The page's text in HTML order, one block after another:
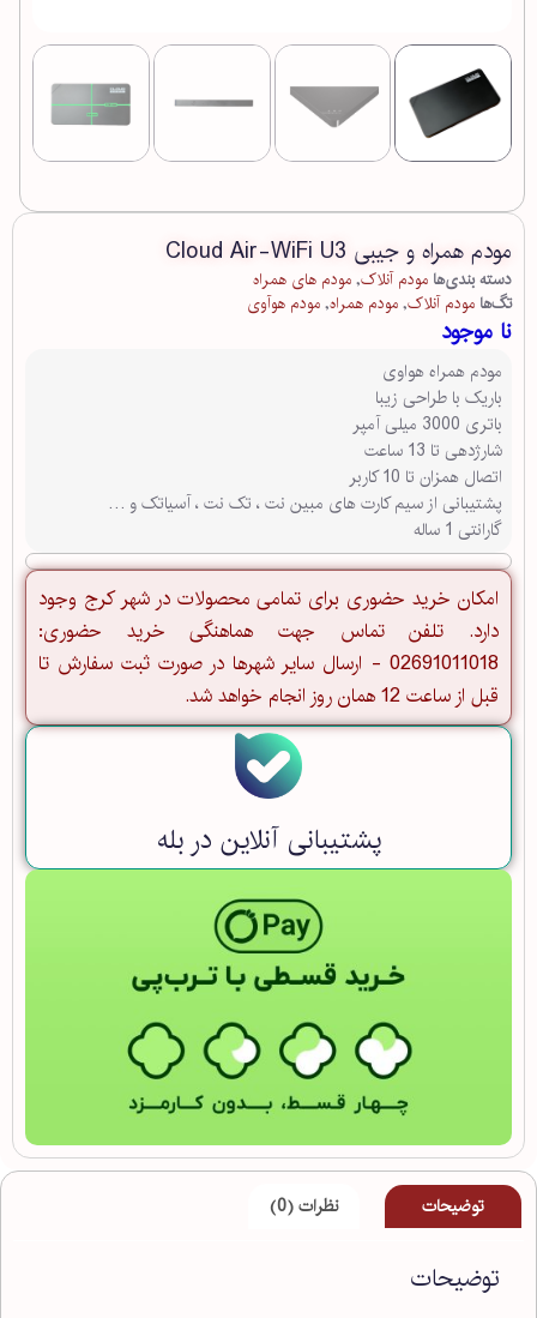
مودم همراه و جیبی Cloud Air-WiFi U3
دسته بندی‌ها مودم آنلاک,مودم های همراه
تگ‌ها مودم آنلاک,مودم همراه,مودم هوآوی
نا موجود
مودم همراه هواوی
باریک با طراحی زیبا
باتری 3000 میلی آمپر
شارژدهی تا 13 ساعت
اتصال همزان تا 10 کاربر
پشتیبانی از سیم کارت های مبین نت ، تک نت ، آسیاتک و …
گارانتی 1 ساله
امکان خرید حضوری برای تمامی محصولات در شهر کرج وجود
دارد. تلفن تماس جهت هماهنگی خرید حضوری:
02691011018 - ارسال سایر شهرها در صورت ثبت سفارش تا
قبل از ساعت 12 همان روز انجام خواهد شد.
پشتیبانی آنلاین در بله
توضیحات نظرات (0)
توضیحات